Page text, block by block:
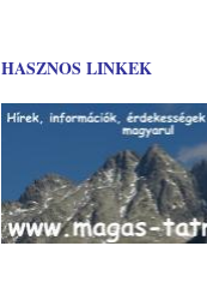
HASZNOS LINKEK